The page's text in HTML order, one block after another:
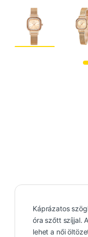
Káprázatos
óra szőtt szíjjal.
lehet a női